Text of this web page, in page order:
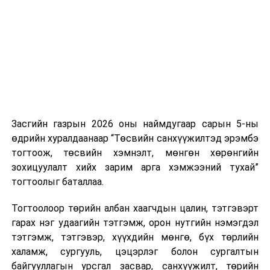
Шинэ хууль Францын зах зээлд үйлчилдэг гадаадын
дуудлагын төвүүдэд нөлөөлөхөөр байна. Тухайлбал,
Мароккогийн дуудлагын төвүүдийн орлогын 80 гаруй
хувь Францын зах зээлээс бүрддэг бөгөөд тус улсын
40–50 мянган ажлын байр эрсдэлд орж болзошгүйг
Засгийн газрын 2026 оны наймдугаар сарын 5-ны
өдрийн хуралдаанаар “Төсвийн санхүүжилтэд эрэмбэ
тогтоож, төсвийн хэмнэлт, мөнгөн хөрөнгийн
зохицуулалт хийх зарим арга хэмжээний тухай”
тогтоолыг баталлаа.
Тогтоолоор төрийн албан хаагчдын цалин, тэтгэвэрт
гарах нэг удаагийн тэтгэмж, орон нутгийн нэмэгдэл
тэтгэмж, тэтгэвэр, хүүхдийн мөнгө, бүх төрлийн
халамж, сургууль, цэцэрлэг болон сургалтын
байгууллагын урсгал засвар, санхүүжилт, төрийн